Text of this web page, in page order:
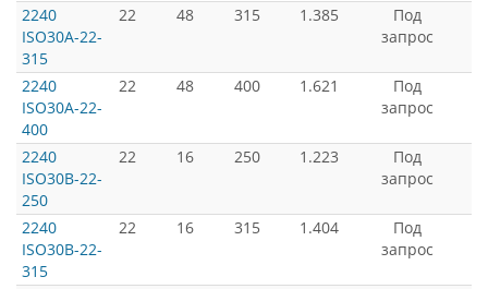
2240
ISO30A-22-
315
22 48 315 1.385
Под
запрос
2240
ISO30A-22-
400
22 48 400 1.621
Под
запрос
2240
ISO30B-22-
250
22 16 250 1.223
Под
запрос
2240
ISO30B-22-
315
22 16 315 1.404
Под
запрос